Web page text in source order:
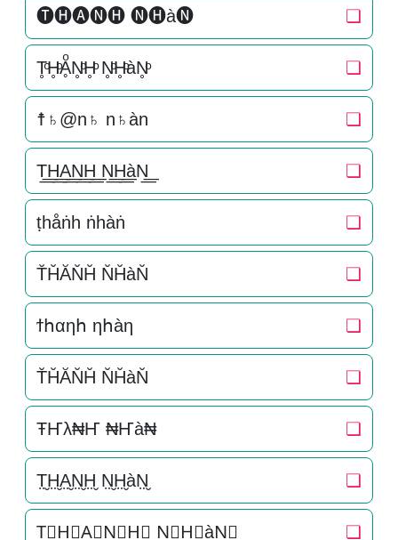
🅣🅗🅐🅝🅗 🅝🅗à🅝 ❏
T̥ͦH̥ͦḀͦN̥ͦH̥ͦ N̥ͦH̥ͦàN̥ͦ ❏
☨♄@n♄ n♄àn ❏
T͟͟H͟͟A͟͟N͟͟H͟͟ N͟͟H͟͟àN͟͟ ❏
ṭһåṅһ ṅһàṅ ❏
T̆H̆ĂN̆H̆ N̆H̆àN̆ ❏
ϯհαηհ ηհàη ❏
T̆H̆ĂN̆H̆ N̆H̆àN̆ ❏
ŦҤλ₦Ҥ ₦Ҥà₦ ❏
T̤̮H̤̮A̤̮N̤̮H̤̮ N̤̮H̤̮àN̤̮ ❏
T⃘H⃘A⃘N⃘H⃘ N⃘H⃘àN⃘ ❏